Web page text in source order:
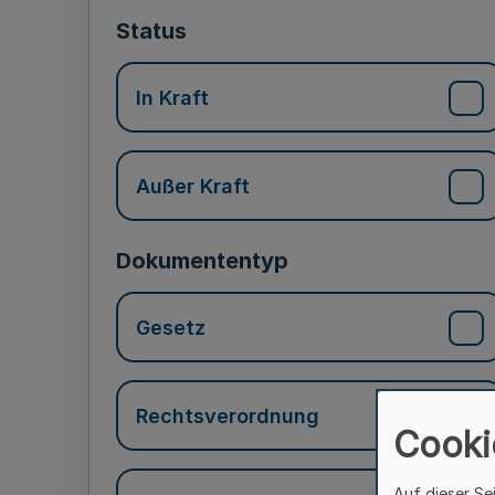
Status
In Kraft
Außer Kraft
Dokumententyp
Gesetz
Rechtsverordnung